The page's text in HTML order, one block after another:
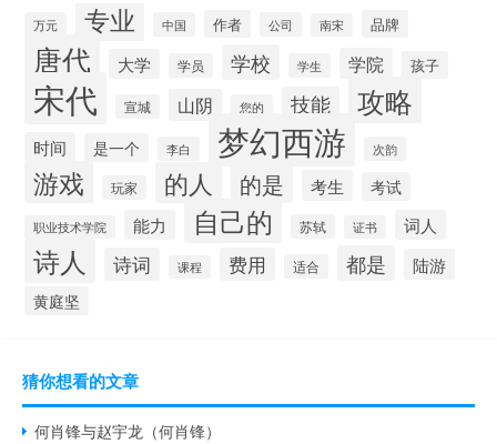
万元 专业 中国 作者 公司 南宋 品牌
唐代 大学 学员 学校 学生 学院 孩子
宋代 宣城 山阴 您的 技能 攻略
时间 是一个 李白 梦幻西游 次韵
游戏 玩家 的人 的是 考生 考试
职业技术学院 能力 自己的 苏轼 证书 词人
诗人 诗词 课程 费用 适合 都是 陆游
黄庭坚
猜你想看的文章
何肖锋与赵宇龙（何肖锋）